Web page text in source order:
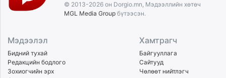
© 2013-2026 он Dorgio.mn, Мэдээллийн хөтөч
MGL Media Group бүтээсэн.
Мэдээлэл
Бидний тухай
Редакцийн бодлого
Зохиогчийн эрх
Хамтрагч
Байгууллага
Сайтууд
Чөлөөт нийтлэгч